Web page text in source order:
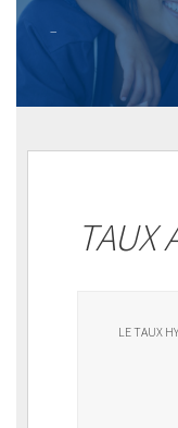
–
TAUX
LE TAUX